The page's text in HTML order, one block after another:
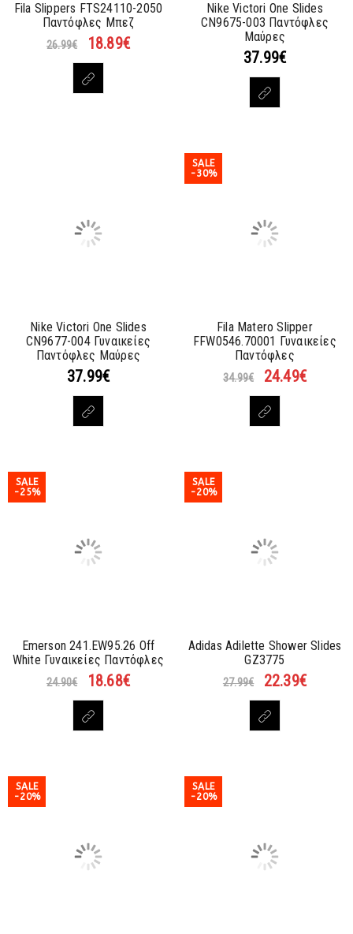
Fila Slippers FTS24110-2050
Παντόφλες Μπεζ
26.99€ 18.89€
Nike Victori One Slides
CN9675-003 Παντόφλες
Μαύρες
37.99€
Nike Victori One Slides
CN9677-004 Γυναικείες
Παντόφλες Μαύρες
37.99€
SALE
-30%
Fila Matero Slipper
FFW0546.70001 Γυναικείες
Παντόφλες
34.99€ 24.49€
SALE
-25%
Emerson 241.EW95.26 Off
White Γυναικείες Παντόφλες
24.90€ 18.68€
SALE
-20%
Adidas Adilette Shower Slides
GZ3775
27.99€ 22.39€
SALE
-20%
SALE
-20%